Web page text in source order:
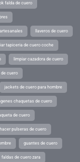
falda de cuero
llaveros de cuero
tapiceria de cuero coche
limpiar cazadora de cuero
de cuero
jackets de cuero para hombre
chaquetas de cuero
de cuero
hacer pulseras de cuero
guantes de cuero
faldas de cuero zara